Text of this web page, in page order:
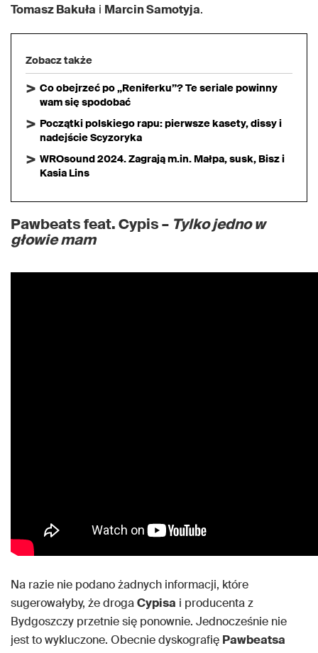
Tomasz Bakuła i Marcin Samotyja.
Zobacz także
Co obejrzeć po „Reniferku”? Te seriale powinny
wam się spodobać
Początki polskiego rapu: pierwsze kasety, dissy i
nadejście Scyzoryka
WROsound 2024. Zagrają m.in. Małpa, susk, Bisz i
Kasia Lins
Pawbeats feat. Cypis – Tylko jedno w
głowie mam
Na razie nie podano żadnych informacji, które
sugerowałyby, że drogaCypisa i producenta z
Bydgoszczy przetnie się ponownie. Jednocześnie nie
jest to wykluczone. Obecnie dyskografię Pawbeatsa